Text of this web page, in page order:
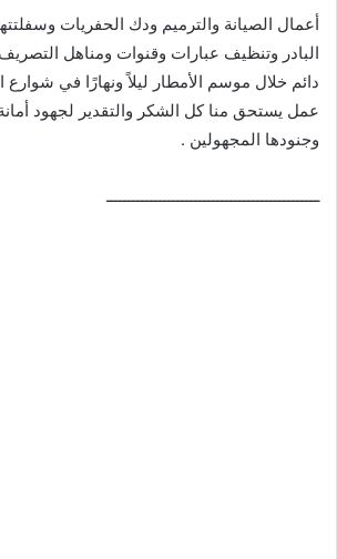
أعمال الصيانة والترميم ودك الحفريات
البادر وتنظيف عبارات وقنوات ومناهل
دائم خلال موسم الأمطار ليلاً ونهارًا في شوارع
عمل يستحق منا كل الشكر والتقدير لجهود
وجنودها المجهولين .
ــــــــــــــــــــــــــــــــــــــــــــــــ